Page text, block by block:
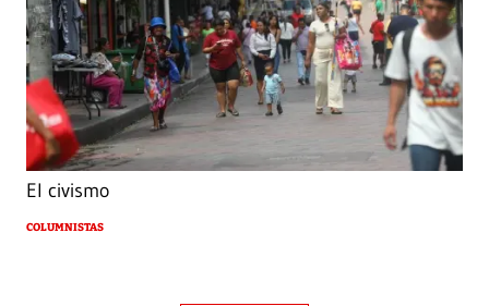
El civismo
COLUMNISTAS